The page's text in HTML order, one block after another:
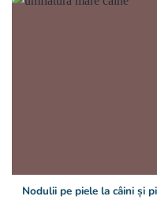
Nodulii pe piele la câini și